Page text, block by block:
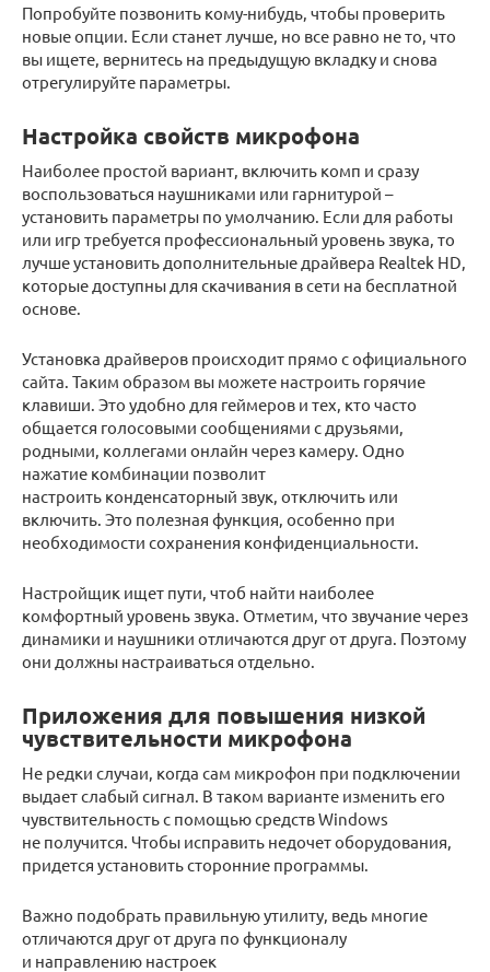
Попробуйте позвонить кому-нибудь, чтобы проверить
новые опции. Если станет лучше, но все равно не то, что
вы ищете, вернитесь на предыдущую вкладку и снова
отрегулируйте параметры.
Настройка свойств микрофона
Наиболее простой вариант, включить комп и сразу
воспользоваться наушниками или гарнитурой –
установить параметры по умолчанию. Если для работы
или игр требуется профессиональный уровень звука, то
лучше установить дополнительные драйвера Realtek HD,
которые доступны для скачивания в сети на бесплатной
основе.
Установка драйверов происходит прямо с официального
сайта. Таким образом вы можете настроить горячие
клавиши. Это удобно для геймеров и тех, кто часто
общается голосовыми сообщениями с друзьями,
родными, коллегами онлайн через камеру. Одно
нажатие комбинации позволит
настроить конденсаторный звук, отключить или
включить. Это полезная функция, особенно при
необходимости сохранения конфиденциальности.
Настройщик ищет пути, чтоб найти наиболее
комфортный уровень звука. Отметим, что звучание через
динамики и наушники отличаются друг от друга. Поэтому
они должны настраиваться отдельно.
Приложения для повышения низкой
чувствительности микрофона
Не редки случаи, когда сам микрофон при подключении
выдает слабый сигнал. В таком варианте изменить его
чувствительность с помощью средств Windows
не получится. Чтобы исправить недочет оборудования,
придется установить сторонние программы.
Важно подобрать правильную утилиту, ведь многие
отличаются друг от друга по функционалу
и направлению настроек